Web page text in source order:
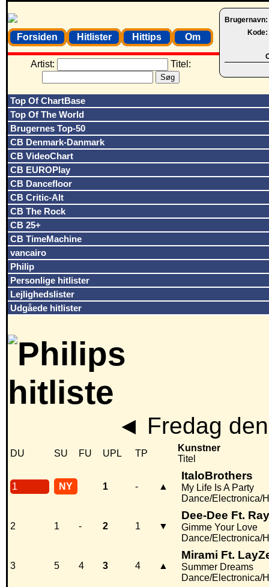
Brugernavn:
Kode:
Forsiden Hitlister Hittips Om
Artist: Titel:
Top Of ChartBase
Top Of The World
Brugernes Top-50
CB Denmark-Danmark
CB VideoChart
CB EUROPlay
CB Dancefloor
CB Critic-Alt
CB The Rock
CB 25+
CB TimeMachine
vancairo
Philip
Personlige hitlister
Lejlighedslister
Udgåede hitlister
◄ Fredag
DU SU FU UPL TP
Kunstner
Titel
1 NY 1 - ▲
ItaloBrothers
My Life Is A Party
Dance/Electronica/
2 1 - 2 1 ▼
Dee-Dee Ft.
Gimme Your Love
Dance/Electronica/
3 5 4 3 4 ▲
Mirami Ft.
Summer Dreams
Dance/Electronica/